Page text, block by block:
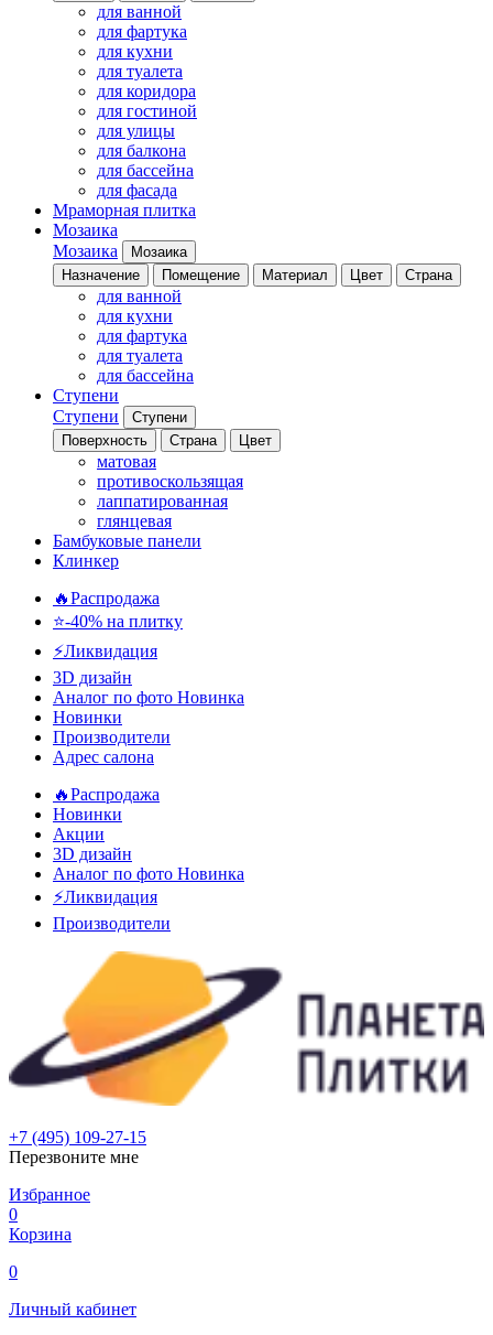
для ванной
для фартука
для кухни
для туалета
для коридора
для гостиной
для улицы
для балкона
для бассейна
для фасада
Мраморная плитка
Мозаика
Мозаика
Мозаика
Назначение
Помещение Материал Цвет Страна
для ванной
для кухни
для фартука
для туалета
для бассейна
Ступени
Ступени
Ступени
Поверхность
Страна Цвет
матовая
противоскользящая
лаппатированная
глянцевая
Бамбуковые панели
Клинкер
🔥Распродажа
⭐-40% на плитку
⚡️Ликвидация
3D дизайн
Аналог по фото Новинка
Новинки
Производители
Адрес салона
🔥Распродажа
Новинки
Акции
3D дизайн
Аналог по фото Новинка
⚡Ликвидация
Производители
+7 (495) 109-27-15
Перезвоните мне
Избранное
0
Корзина
0
Личный кабинет